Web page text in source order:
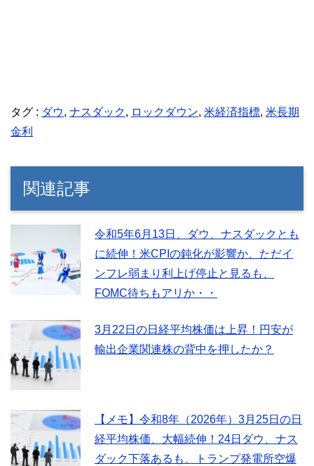
タグ : ダウ, ナスダック, ロックダウン, 米経済指標, 米長期
金利
関連記事
令和5年6月13日、ダウ、ナスダックとも
に続伸！米CPIの鈍化が影響か、ただイ
ンフレ弱まり利上げ停止と見るも、
FOMC待ちもアリか・・
3月22日の日経平均株価は上昇！円安が
輸出企業関連株の背中を押したか？
【メモ】令和8年（2026年）3月25日の日
経平均株価、大幅続伸！24日ダウ、ナス
ダック下落あるも、トランプ発電所空爆